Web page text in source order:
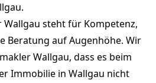
steht für Kompetenz,
Beratung auf Augenhöhe. Wir
Wallgau, dass es beim
Immobilie in Wallgau nicht